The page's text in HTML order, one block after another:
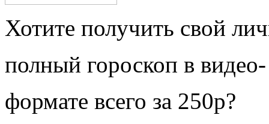
Хотите получить свой
полный гороскоп в видео-
формате всего за 250р?